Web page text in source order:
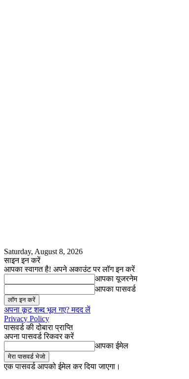
Saturday, August 8, 2026
साइन इन करें
आपका स्वागत है! अपने अकाउंट पर लॉग इन करें
आपका यूजरनेम
आपका पासवर्ड
अपना कूट शब्द भूल गए? मदद लें
Privacy Policy
पासवर्ड की दोबारा प्राप्ति
अपना पासवर्ड रिकवर करें
आपका ईमेल
एक पासवर्ड आपको ईमेल कर दिया जाएगा।